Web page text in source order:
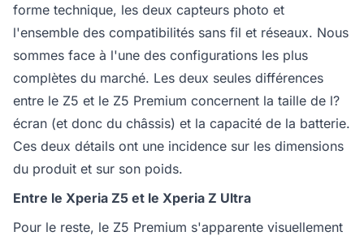
forme technique, les deux capteurs photo et
l'ensemble des compatibilités sans fil et réseaux. Nous
sommes face à l'une des configurations les plus
complètes du marché. Les deux seules différences
entre le Z5 et le Z5 Premium concernent la taille de l?
écran (et donc du châssis) et la capacité de la batterie.
Ces deux détails ont une incidence sur les dimensions
du produit et sur son poids.
Entre le Xperia Z5 et le Xperia Z Ultra
Pour le reste, le Z5 Premium s'apparente visuellement